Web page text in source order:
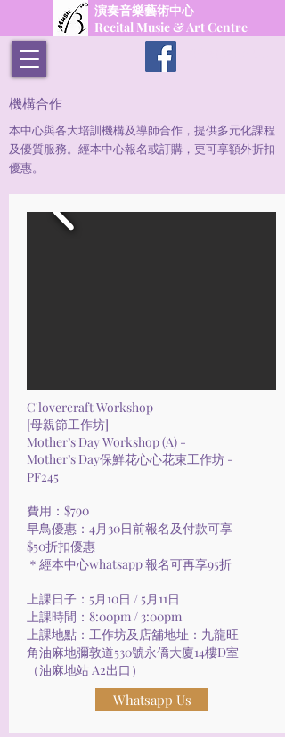
演奏音樂藝術中心
Recital Music & Art Centre
C'lovercraft Workshop
[母親節工作坊]
Mother’s Day Workshop (A) -
Mother’s Day保鮮花心心花束工作坊 -
PF245
費用：$790
早鳥優惠：4月30日前報名及付款可享
$50折扣優惠
＊經本中心whatsapp 報名可再享95折
上課日子：5月10日 / 5月11日
上課時間：8:00pm / 3:00pm
上課地點：工作坊及店舖地址：九龍旺
角油麻地彌敦道530號永僑大廈14樓D室
（油麻地站 A2出口）
Whatsapp Us
機構合作
​本中心與各大培訓機構及導師合作，提供多元化課程
及優質服務。​經本中心報名或訂購，更可享額外折扣
優惠。